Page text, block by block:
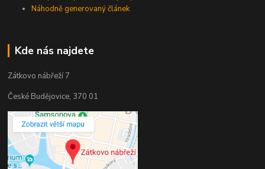
Náhodně generovaný článek
Kde nás najdete
Zátkovo nábřeží 7
České Budějovice, 370 01